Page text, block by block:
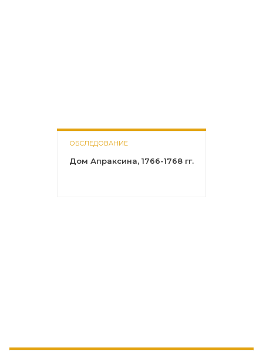
ОБСЛЕДОВАНИЕ
Дом Апраксина, 1766-1768 гг.